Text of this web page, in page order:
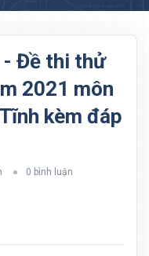
- Đề thi thử
2021 môn
kèm đáp
0 bình luận